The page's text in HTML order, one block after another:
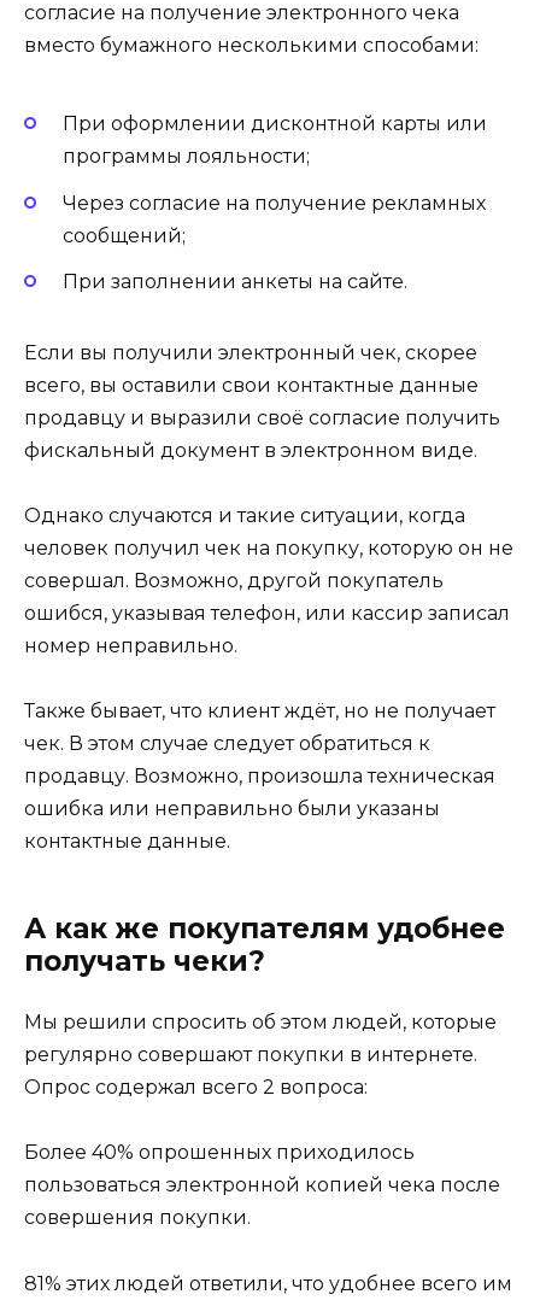
согласие на получение электронного чека
вместо бумажного несколькими способами:
При оформлении дисконтной карты или
программы лояльности;
Через согласие на получение рекламных
сообщений;
При заполнении анкеты на сайте.
Если вы получили электронный чек, скорее
всего, вы оставили свои контактные данные
продавцу и выразили своё согласие получить
фискальный документ в электронном виде.
Однако случаются и такие ситуации, когда
человек получил чек на покупку, которую он не
совершал. Возможно, другой покупатель
ошибся, указывая телефон, или кассир записал
номер неправильно.
Также бывает, что клиент ждёт, но не получает
чек. В этом случае следует обратиться к
продавцу. Возможно, произошла техническая
ошибка или неправильно были указаны
контактные данные.
А как же покупателям удобнее
получать чеки?
Мы решили спросить об этом людей, которые
регулярно совершают покупки в интернете.
Опрос содержал всего 2 вопроса:
Более 40% опрошенных приходилось
пользоваться электронной копией чека после
совершения покупки.
81% этих людей ответили, что удобнее всего им